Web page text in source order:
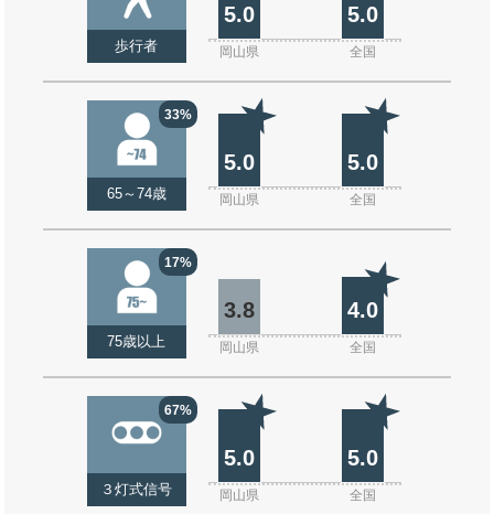
歩行者
5.0 5.0
岡山県 全国
33%
65～74歳
5.0 5.0
岡山県 全国
17%
75歳以上
3.8 4.0
岡山県 全国
67%
３灯式信号
5.0 5.0
岡山県 全国